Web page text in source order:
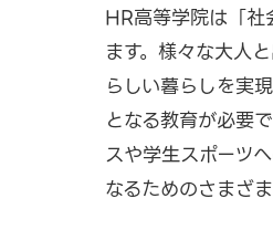
HR高等学院は「
ます。様々な大人
らしい暮らしを実
となる教育が必要
スや学生スポーツ
なるためのさまざ